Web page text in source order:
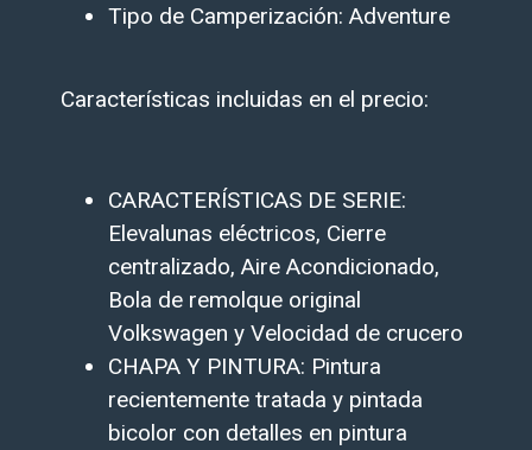
Tipo de Camperización: Adventure
Características incluidas en el precio:
CARACTERÍSTICAS DE SERIE:
Elevalunas eléctricos, Cierre
centralizado, Aire Acondicionado,
Bola de remolque original
Volkswagen y Velocidad de crucero
CHAPA Y PINTURA: Pintura
recientemente tratada y pintada
bicolor con detalles en pintura